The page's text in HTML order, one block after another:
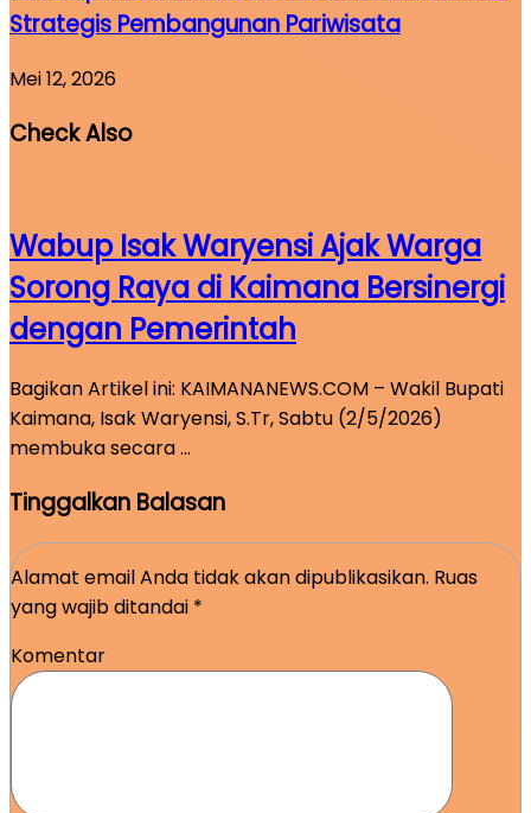
Strategis Pembangunan Pariwisata
Mei 12, 2026
Check Also
Wabup Isak Waryensi Ajak Warga
Sorong Raya di Kaimana Bersinergi
dengan Pemerintah
Bagikan Artikel ini: KAIMANANEWS.COM – Wakil Bupati
Kaimana, Isak Waryensi, S.Tr, Sabtu (2/5/2026)
membuka secara …
Tinggalkan Balasan
Alamat email Anda tidak akan dipublikasikan. Ruas
yang wajib ditandai *
Komentar